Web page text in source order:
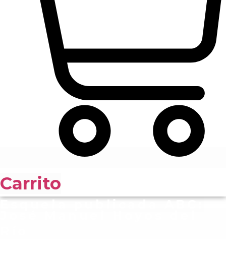
Carrito